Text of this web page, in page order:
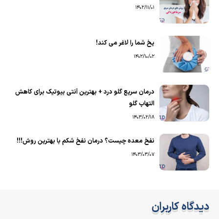
1402/11/01
یخ شما را لاغر می کند!
1402/10/02
درمان سریع گلو درد + بهترین آنتی بیوتیک برای کاهش
التهاب گلو
1403/02/18
نفخ معده چیست؟ درمان نفخ شکم با بهترین روش!!!
1403/03/07
دیدگاه کاربران